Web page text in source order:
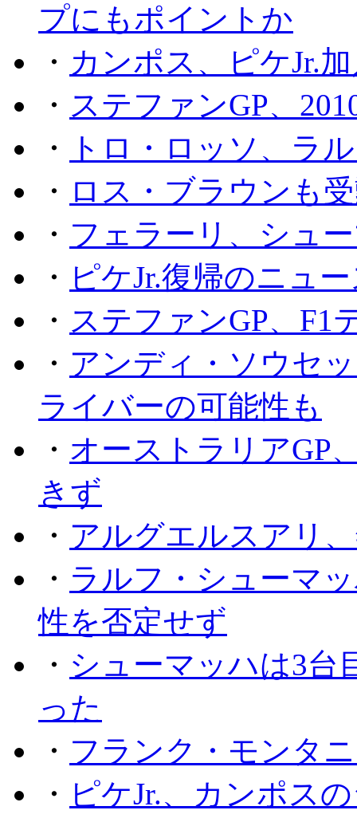
プにもポイントか
・ カンポス、ピケJr.
・ ステファンGP、
・
トロ・ロッソ、ラ
・ ロス・ブラウンも
・ フェラーリ、シュ
・ ピケJr.復帰のニュ
・ ステファンGP、F1
・ アンディ・ソウセ
ライバーの可能性も
・ オーストラリアGP
きず
・ アルグエルスアリ
・ ラルフ・シューマ
性を否定せず
・ シューマッハは3台
った
・ フランク・モンタ
・ ピケJr.、カンポス